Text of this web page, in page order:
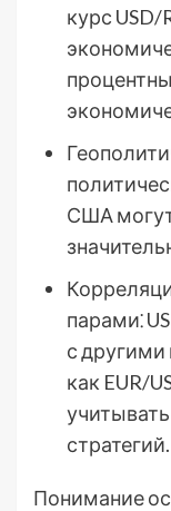
курс
США
парами⁚
с
как EUR/
стратегий.
Понимание